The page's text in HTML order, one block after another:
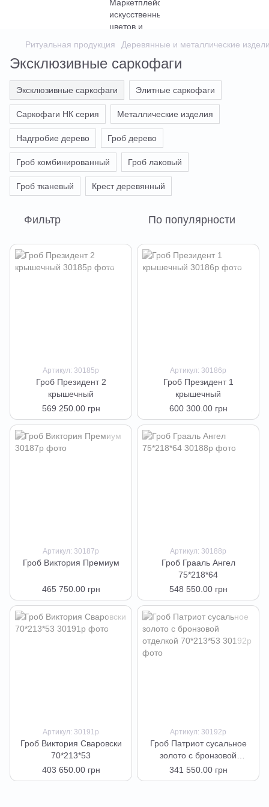
Ритуальная продукция Деревянные и металлические
Эксклюзивные саркофаги
Эксклюзивные саркофаги Элитные саркофаги
Саркофаги НК серия Металлические изделия
Надгробие дерево Гроб дерево
Гроб комбинированный Гроб лаковый
Гроб тканевый Крест деревянный
Фильтр По популярности
Артикул: 30185р
Гроб Президент 2
крышечный
569 250.00 грн
Артикул: 30186р
Гроб Президент 1
крышечный
600 300.00 грн
Артикул: 30187р
Гроб Виктория Премиум
465 750.00 грн
Артикул: 30188р
Гроб Грааль Ангел
75*218*64
548 550.00 грн
Артикул: 30191р
Гроб Виктория Сваровски
70*213*53
403 650.00 грн
Артикул: 30192р
Гроб Патриот сусальное
золото с бронзовой
отделкой 70*213*53
341 550.00 грн